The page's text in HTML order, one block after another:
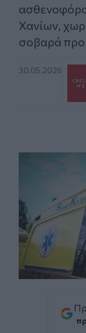
Χανίων,
σοβαρά
30.05.2026